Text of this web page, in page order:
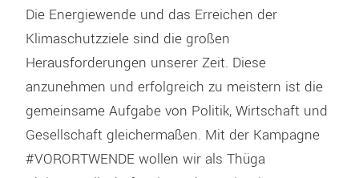
Die Energiewende und das Erreichen der
Klimaschutzziele sind die großen
Herausforderungen unserer Zeit. Diese
anzunehmen und erfolgreich zu meistern ist die
gemeinsame Aufgabe von Politik, Wirtschaft und
Gesellschaft gleichermaßen. Mit der Kampagne
#VORORTWENDE wollen wir als Thüga